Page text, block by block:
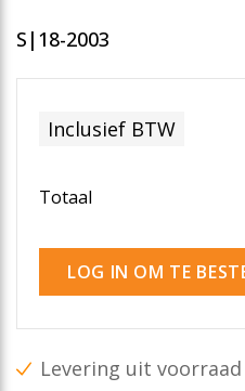
S|18-2003
Inclusief BTW
Totaal
LOG IN OM TE
Levering uit voorraad